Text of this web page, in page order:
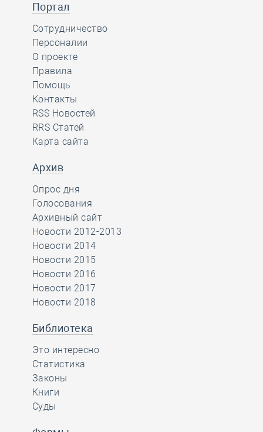
Портал
Сотрудничество
Персоналии
О проекте
Правила
Помощь
Контакты
RSS Новостей
RRS Статей
Карта сайта
Архив
Опрос дня
Голосования
Архивный сайт
Новости 2012-2013
Новости 2014
Новости 2015
Новости 2016
Новости 2017
Новости 2018
Библиотека
Это интересно
Статистика
Законы
Книги
Суды